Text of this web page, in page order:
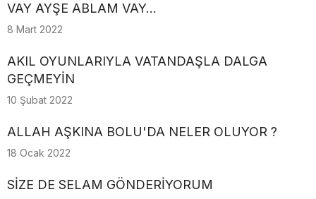
VAY AYŞE ABLAM VAY...
8 Mart 2022
AKIL OYUNLARIYLA VATANDAŞLA DALGA
GEÇMEYİN
10 Şubat 2022
ALLAH AŞKINA BOLU'DA NELER OLUYOR ?
18 Ocak 2022
SİZE DE SELAM GÖNDERİYORUM